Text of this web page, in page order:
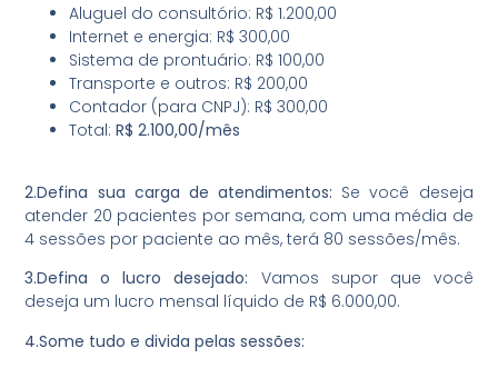
Aluguel do consultório: R$ 1.200,00
Internet e energia: R$ 300,00
Sistema de prontuário: R$ 100,00
Transporte e outros: R$ 200,00
Contador (para CNPJ): R$ 300,00
Total:R$ 2.100,00/mês
2.Defina sua carga de atendimentos: Se você deseja
atender 20 pacientes por semana, com uma média de
4 sessões por paciente ao mês, terá 80 sessões/mês.
3.Defina o lucro desejado: Vamos supor que você
deseja um lucro mensal líquido de R$ 6.000,00.
4.Some tudo e divida pelas sessões: